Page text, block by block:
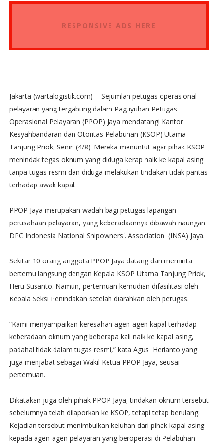
RESPONSIVE ADS HERE
Jakarta (wartalogistik.com) - Sejumlah petugas operasional
pelayaran yang tergabung dalam Paguyuban Petugas
Operasional Pelayaran (PPOP) Jaya mendatangi Kantor
Kesyahbandaran dan Otoritas Pelabuhan (KSOP) Utama
Tanjung Priok, Senin (4/8). Mereka menuntut agar pihak KSOP
menindak tegas oknum yang diduga kerap naik ke kapal asing
tanpa tugas resmi dan diduga melakukan tindakan tidak pantas
terhadap awak kapal.
PPOP Jaya merupakan wadah bagi petugas lapangan
perusahaan pelayaran, yang keberadaannya dibawah naungan
DPC Indonesia National Shipowners'. Association (INSA) Jaya.
Sekitar 10 orang anggota PPOP Jaya datang dan meminta
bertemu langsung dengan Kepala KSOP Utama Tanjung Priok,
Heru Susanto. Namun, pertemuan kemudian difasilitasi oleh
Kepala Seksi Penindakan setelah diarahkan oleh petugas.
“Kami menyampaikan keresahan agen-agen kapal terhadap
keberadaan oknum yang beberapa kali naik ke kapal asing,
padahal tidak dalam tugas resmi,” kata Agus Herianto yang
juga menjabat sebagai Wakil Ketua PPOP Jaya, seusai
pertemuan.
Dikatakan juga oleh pihak PPOP Jaya, tindakan oknum tersebut
sebelumnya telah dilaporkan ke KSOP, tetapi tetap berulang.
Kejadian tersebut menimbulkan keluhan dari pihak kapal asing
kepada agen-agen pelayaran yang beroperasi di Pelabuhan